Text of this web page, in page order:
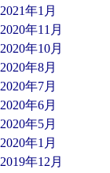
2021年1月
2020年11月
2020年10月
2020年8月
2020年7月
2020年6月
2020年5月
2020年1月
2019年12月